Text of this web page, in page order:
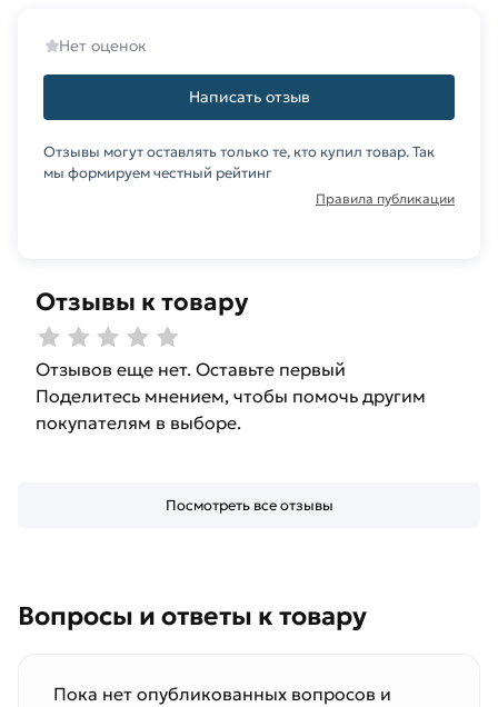
Отзывы к товару
Отзывов еще нет. Оставьте первый
Поделитесь мнением, чтобы помочь другим
покупателям в выборе.
Посмотреть все отзывы
Нет оценок
Написать отзыв
Отзывы могут оставлять только те, кто купил товар. Так
мы формируем честный рейтинг
Правила публикации
Вопросы и ответы к товару
Пока нет опубликованных вопросов и